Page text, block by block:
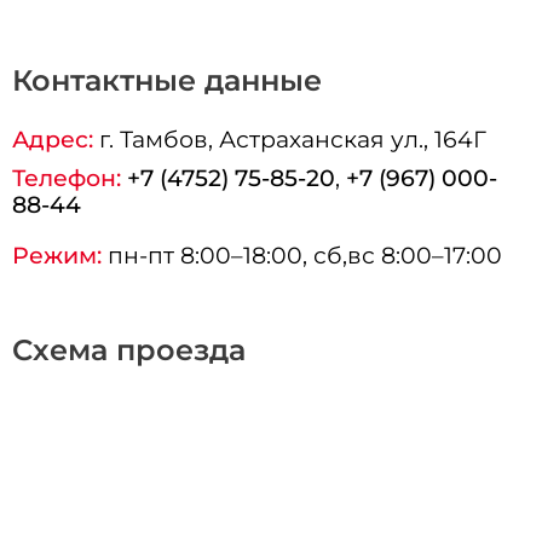
Схема проезда
Контактные данные
Адрес: г.Тамбов, Астраханская ул., 164Г
Телефон: +7 (4752) 75-85-20, +7 (967) 000-
88-44
Режим: пн-пт 8:00–18:00, сб,вс 8:00–17:00